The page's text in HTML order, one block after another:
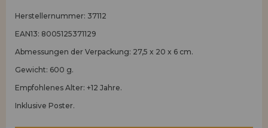
Herstellernummer: 37112
EAN13: 8005125371129
Abmessungen der Verpackung: 27,5 x 20 x 6 cm.
Gewicht: 600 g.
Empfohlenes Alter: +12 Jahre.
Inklusive Poster.